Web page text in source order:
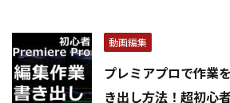
動画編集
プレミアプロで作業
き出し方法！超初心